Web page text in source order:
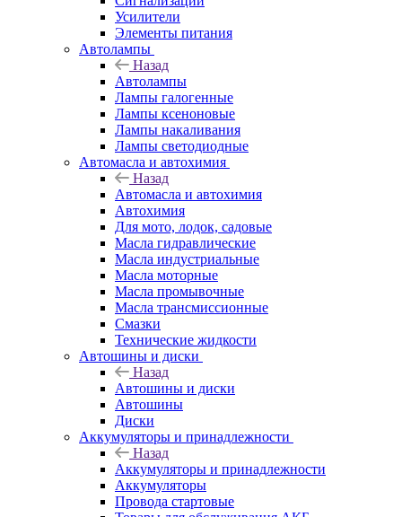
Усилители
Элементы питания
Автолампы
Назад
Автолампы
Лампы галогенные
Лампы ксеноновые
Лампы накаливания
Лампы светодиодные
Автомасла и автохимия
Назад
Автомасла и автохимия
Автохимия
Для мото, лодок, садовые
Масла гидравлические
Масла индустриальные
Масла моторные
Масла промывочные
Масла трансмиссионные
Смазки
Технические жидкости
Автошины и диски
Назад
Автошины и диски
Автошины
Диски
Аккумуляторы и принадлежности
Назад
Аккумуляторы и принадлежности
Аккумуляторы
Провода стартовые